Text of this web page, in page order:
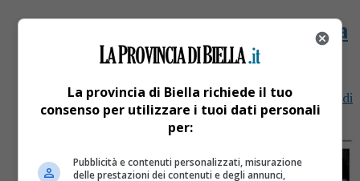
La pagina dei necrologi del giornale La
Provincia di Biella 25 Marzo 2024
Ricordiamo che i necrologi sul giornale La Provincia di
Biella.it sono gratuiti
La provincia di Biella richiede il tuo
consenso per utilizzare i tuoi dati personali
per:
Pubblicità e contenuti personalizzati, misurazione
delle prestazioni dei contenuti e degli annunci,